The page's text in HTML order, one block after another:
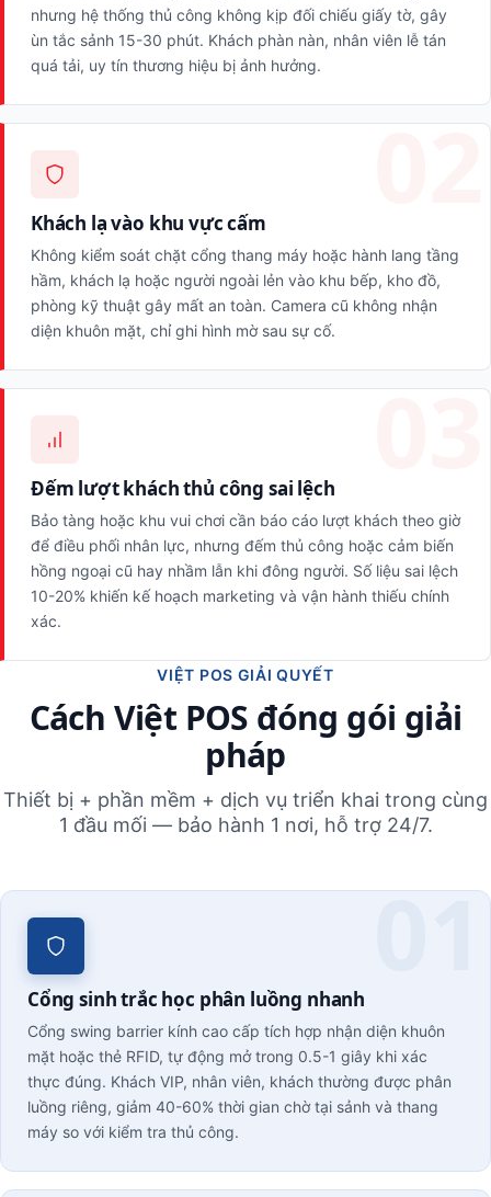
nhưng hệ thống thủ công không kịp đối chiếu giấy tờ, gây
ùn tắc sảnh 15-30 phút. Khách phàn nàn, nhân viên lễ tán
quá tải, uy tín thương hiệu bị ảnh hưởng.
Khách lạ vào khu vực cấm
Không kiểm soát chặt cổng thang máy hoặc hành lang tầng
hầm, khách lạ hoặc người ngoài lẻn vào khu bếp, kho đồ,
phòng kỹ thuật gây mất an toàn. Camera cũ không nhận
diện khuôn mặt, chỉ ghi hình mờ sau sự cố.
Đếm lượt khách thủ công sai lệch
Bảo tàng hoặc khu vui chơi cần báo cáo lượt khách theo giờ
để điều phối nhân lực, nhưng đếm thủ công hoặc cảm biến
hồng ngoại cũ hay nhầm lẫn khi đông người. Số liệu sai lệch
10-20% khiến kế hoạch marketing và vận hành thiếu chính
xác.
VIỆT POS GIẢI QUYẾT
Cách Việt POS đóng gói giải
pháp
Thiết bị + phần mềm + dịch vụ triển khai trong cùng
1 đầu mối — bảo hành 1 nơi, hỗ trợ 24/7.
Cổng sinh trắc học phân luồng nhanh
Cổng swing barrier kính cao cấp tích hợp nhận diện khuôn
mặt hoặc thẻ RFID, tự động mở trong 0.5-1 giây khi xác
thực đúng. Khách VIP, nhân viên, khách thường được phân
luồng riêng, giảm 40-60% thời gian chờ tại sảnh và thang
máy so với kiểm tra thủ công.